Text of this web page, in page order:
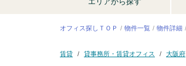
オフィス探しＴＯＰ 物件一覧 物件詳細
賃貸 貸事務所・賃貸オフィス 大阪府